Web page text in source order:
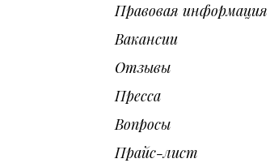
Правовая информация
Вакансии
Отзывы
Пресса
Вопросы
Прайс-лист